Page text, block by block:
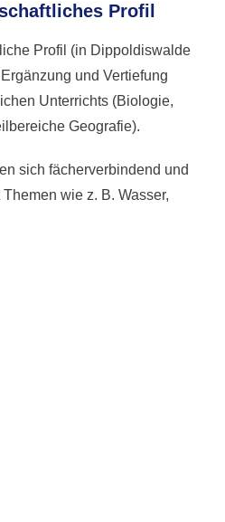
Profil
Profil (in Dippoldiswalde
und Vertiefung
Unterrichts (Biologie,
Geografie).
sich fächerverbindend und
wie z. B. Wasser,